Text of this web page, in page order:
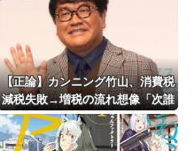
海外「おめでとうタキ！」リヴァプール南野がバースデーゴール！！
【正論】カンニング竹山、消費税
減税失敗→増税の流れ想像「次誰
が総理やりたいと思います？」